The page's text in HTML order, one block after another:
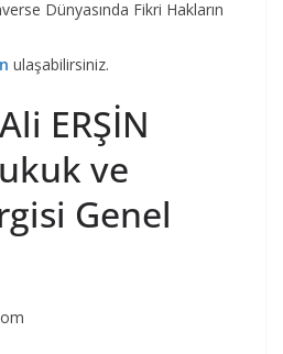
Dünyasında Fikri Hakların
ulaşabilirsiniz.
ERŞİN
ve
Genel